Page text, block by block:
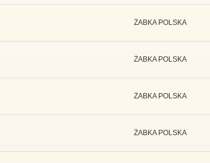
ŻABKA POLSKA
ŻABKA POLSKA
ŻABKA POLSKA
ŻABKA POLSKA